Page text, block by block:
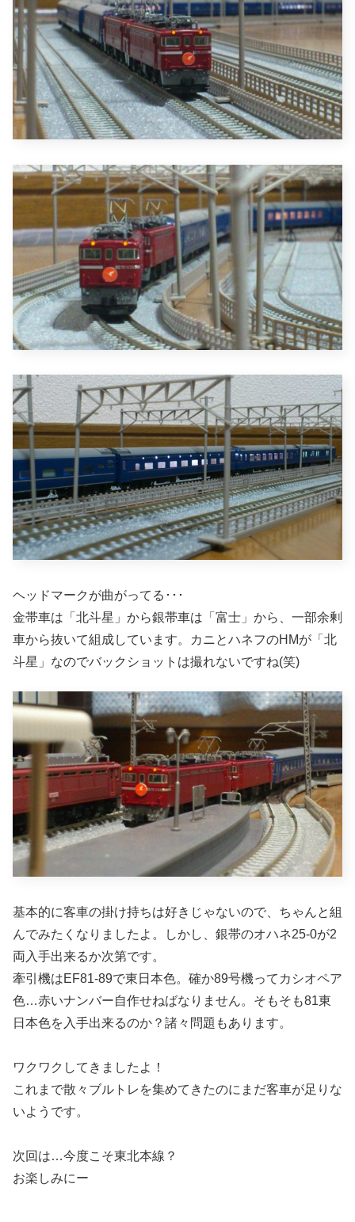
ヘッドマークが曲がってる･･･
金帯車は「北斗星」から銀帯車は「富士」から、一部余剰
車から抜いて組成しています。カニとハネフのHMが「北
斗星」なのでバックショットは撮れないですね(笑)
基本的に客車の掛け持ちは好きじゃないので、ちゃんと組
んでみたくなりましたよ。しかし、銀帯のオハネ25-0が2
両入手出来るか次第です。
牽引機はEF81-89で東日本色。確か89号機ってカシオペア
色…赤いナンバー自作せねばなりません。そもそも81東
日本色を入手出来るのか？諸々問題もあります。
ワクワクしてきましたよ！
これまで散々ブルトレを集めてきたのにまだ客車が足りな
いようです。
次回は…今度こそ東北本線？
お楽しみにー